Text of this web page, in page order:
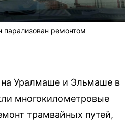
ремонтом
Уралмаше и Эльмаше в
многокилометровые
трамвайных путей,